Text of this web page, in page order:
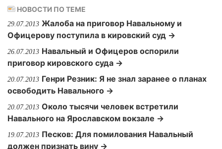
НОВОСТИ ПО ТЕМЕ
29.07.2013 Жалоба на приговор Навальному и
Офицерову поступила в кировский суд →
26.07.2013 Навальный и Офицеров оспорили
приговор кировского суда →
20.07.2013 Генри Резник: Я не знал заранее о планах
освободить Навального →
20.07.2013 Около тысячи человек встретили
Навального на Ярославском вокзале →
19.07.2013 Песков: Для помилования Навальный
должен признать вину →